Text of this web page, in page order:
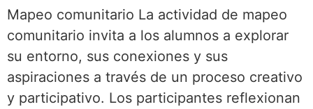
Mapeo comunitario La actividad de mapeo
comunitario invita a los alumnos a explorar
su entorno, sus conexiones y sus
aspiraciones a través de un proceso creativo
y participativo. Los participantes reflexionan